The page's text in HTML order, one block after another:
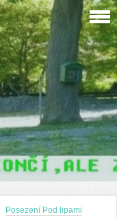
Posezení Pod lipami